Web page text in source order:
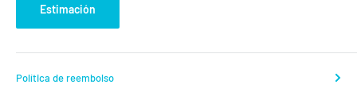
Estimación
Política de reembolso